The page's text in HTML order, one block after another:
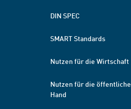
DIN SPEC
SMART Standards
Nutzen für die Wirtschaft
Nutzen für die öffentliche
Hand